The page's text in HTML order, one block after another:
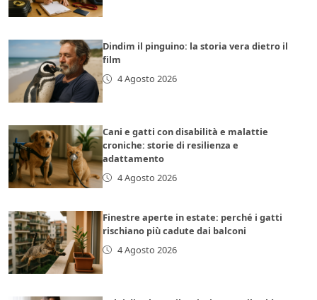
Dindim il pinguino: la storia vera dietro il
film
4 Agosto 2026
Cani e gatti con disabilità e malattie
croniche: storie di resilienza e
adattamento
4 Agosto 2026
Finestre aperte in estate: perché i gatti
rischiano più cadute dai balconi
4 Agosto 2026